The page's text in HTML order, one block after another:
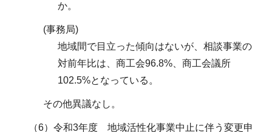
か。
(事務局)
地域間で目立った傾向はないが、相談事業の
対前年比は、商工会96.8%、商工会議所
102.5%となっている。
その他異議なし。
（6）令和3年度 地域活性化事業中止に伴う変更申